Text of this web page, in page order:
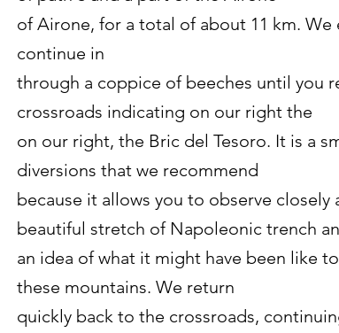
of Airone, for a total of about 11 km. We
continue in
through a coppice of beeches until you
crossroads indicating on our right the
on our right, the Bric del Tesoro. It is a
diversions that we recommend
because it allows you to observe closely
beautiful stretch of Napoleonic trench
an idea of what it might have been like
these mountains. We return
quickly back to the crossroads,